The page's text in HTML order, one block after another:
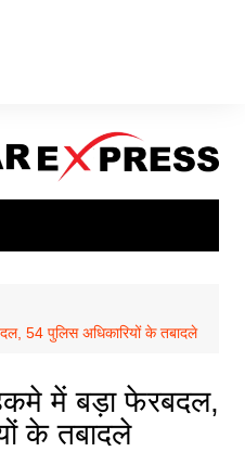
54 पुलिस अधिकारियों के तबादले
में बड़ा फेरबदल,
के तबादले